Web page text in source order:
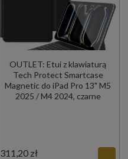
OUTLET: Etui z klawiaturą
Tech Protect Smartcase
Magnetic do iPad Pro 13" M5
2025 / M4 2024, czarne
311,20 zł